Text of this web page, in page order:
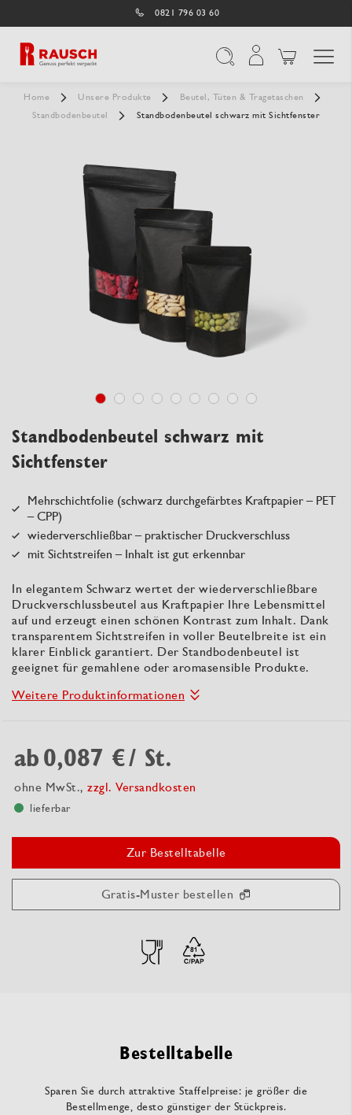
0821 796 03 60
Home Unsere Produkte
Beutel, Tüten & Tragetaschen
Standbodenbeutel
Standbodenbeutel schwarz mit Sichtfenster
Standbodenbeutel schwarz mit
Sichtfenster
Mehrschichtfolie (schwarz durchgefärbtes Kraftpapier – PET
– CPP)
wiederverschließbar – praktischer Druckverschluss
mit Sichtstreifen – Inhalt ist gut erkennbar
In elegantem Schwarz wertet der wiederverschließbare
Druckverschlussbeutel aus Kraftpapier Ihre Lebensmittel
auf und erzeugt einen schönen Kontrast zum Inhalt. Dank
transparentem Sichtstreifen in voller Beutelbreite ist ein
klarer Einblick garantiert. Der Standbodenbeutel ist
geeignet für gemahlene oder aromasensible Produkte.
Weitere Produktinformationen
ab0,087 €/ St.
ohne MwSt., zzgl. Versandkosten
lieferbar
Zur Bestelltabelle
Gratis-Muster bestellen
Bestelltabelle
Sparen Sie durch attraktive Staffelpreise: je größer die
Bestellmenge, desto günstiger der Stückpreis.